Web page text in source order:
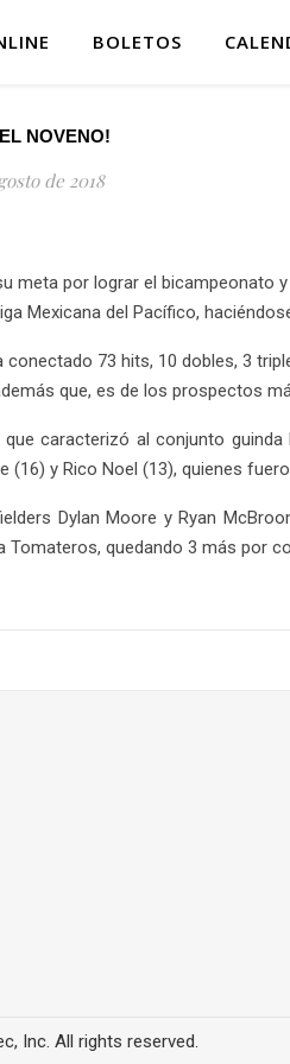
BOLETOS
NOVENO!
de 2018
meta por lograr el bicampeonato
Mexicana del Pacífico,
73 hits, 10 dobles, 3
que, es de los prospectos
caracterizó al conjunto
y Rico Noel (13), quienes
Dylan Moore y Ryan
Tomateros, quedando 3 más por
Inc. All rights reserved.